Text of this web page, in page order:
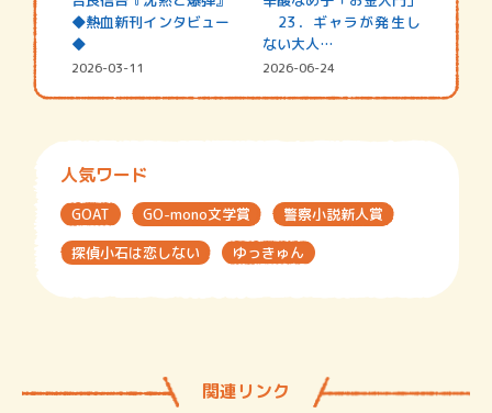
◆熱血新刊インタビュー
◆
2026-03-11
23．ギャラが発生し
ない大人…
2026-06-24
人気ワード
GOAT GO-mono文学賞
警察小説新人賞
探偵小石は恋しない
ゆっきゅん
関連リンク